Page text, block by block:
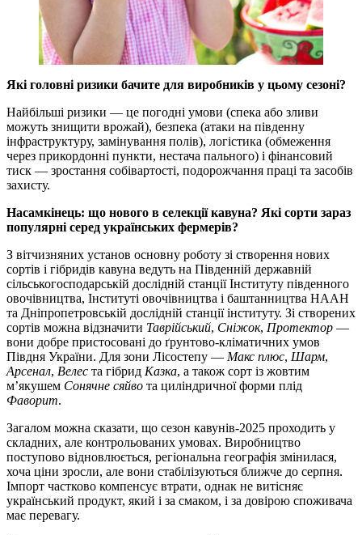
Які головні ризики бачите для виробників у цьому сезоні?
Найбільші ризики — це погодні умови (спека або зливи
можуть знищити врожай), безпека (атаки на південну
інфраструктуру, замінування полів), логістика (обмеження
через прикордонні пункти, нестача пального) і фінансовий
тиск — зростання собівартості, подорожчання праці та засобів
захисту.
Насамкінець: що нового в селекції кавуна? Які сорти зараз
популярні серед українських фермерів?
З вітчизняних установ основну роботу зі створення нових
сортів і гібридів кавуна ведуть на Південній державній
сільськогосподарській дослідній станції Інституту південного
овочівництва, Інституті овочівництва і баштанництва НААН
та Дніпропетровській дослідній станції інституту. Зі створених
сортів можна відзначити Таврійський, Сніжок, Протектор —
вони добре пристосовані до ґрунтово-кліматичних умов
Півдня України. Для зони Лісостепу — Макс плюс, Шарм,
Арсенал, Велес та гібрид Казка, а також сорт із жовтим
м’якушем Сонячне сяйво та циліндричної форми плід
Фаворит.
Загалом можна сказати, що сезон кавунів-2025 проходить у
складних, але контрольованих умовах. Виробництво
поступово відновлюється, регіональна географія змінилася,
хоча ціни зросли, але вони стабілізуються ближче до серпня.
Імпорт частково компенсує втрати, однак не витісняє
український продукт, який і за смаком, і за довірою споживача
має перевагу.